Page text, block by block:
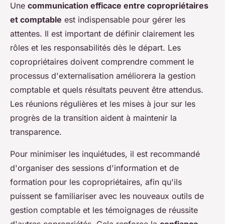
Une communication efficace entre copropriétaires
et comptable est indispensable pour gérer les
attentes. Il est important de définir clairement les
rôles et les responsabilités dès le départ. Les
copropriétaires doivent comprendre comment le
processus d'externalisation améliorera la gestion
comptable et quels résultats peuvent être attendus.
Les réunions régulières et les mises à jour sur les
progrès de la transition aident à maintenir la
transparence.
Pour minimiser les inquiétudes, il est recommandé
d'organiser des sessions d'information et de
formation pour les copropriétaires, afin qu'ils
puissent se familiariser avec les nouveaux outils de
gestion comptable et les témoignages de réussite